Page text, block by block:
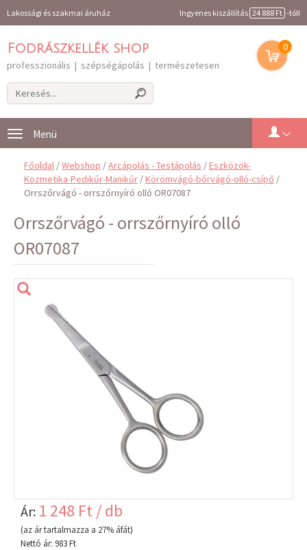
Lakossági és szakmai áruház Ingyenes kiszállítás 24 888 Ft -tól!
Fodrászkellék shop
professzionális | szépségápolás | természetesen
0
Toggle
navigation
Főoldal /Webshop /Arcápolás - Testápolás /Eszközök-
Kozmetika-Pedikűr-Manikűr /Körömvágó-bőrvágó-olló-csípő /
Orrszőrvágó - orrszőrnyíró olló OR07087
Orrszőrvágó - orrszőrnyíró olló
OR07087
Ár: 1 248 Ft / db
(az ár tartalmazza a 27% áfát)
Nettó ár: 983 Ft